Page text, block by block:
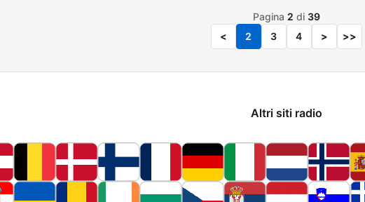
Pagina 2 di 39
<
2 3 4 > >>
Altri siti radio